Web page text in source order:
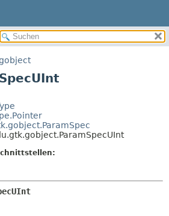
DETAILS:
FELD